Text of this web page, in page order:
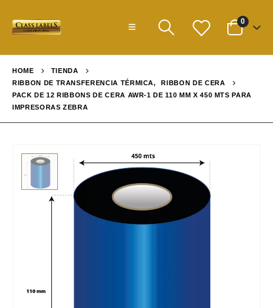
0
HOME
TIENDA
RIBBON DE TRANSFERENCIA TÉRMICA,
RIBBON DE CERA
PACK DE 12 RIBBONS DE CERA AWR-1 DE 110 MM X 450 MTS PARA
IMPRESORAS ZEBRA